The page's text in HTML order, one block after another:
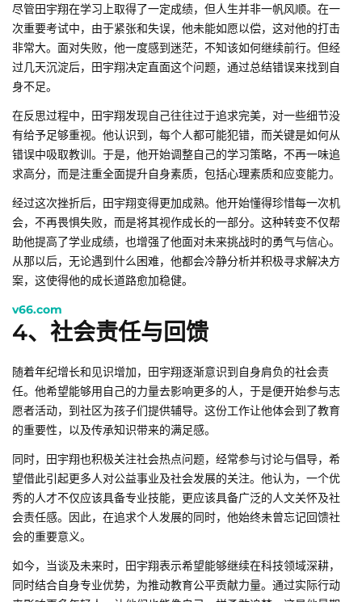
尽管田宇翔在学习上取得了一定成绩，但人生并非一帆风顺。在一
次重要考试中，由于紧张和失误，他未能如愿以偿，这对他的打击
非常大。面对失败，他一度感到迷茫，不知该如何继续前行。但经
过几天沉淀后，田宇翔决定直面这个问题，通过总结错误来找到自
身不足。
在反思过程中，田宇翔发现自己往往过于追求完美，对一些细节没
有给予足够重视。他认识到，每个人都可能犯错，而关键是如何从
错误中吸取教训。于是，他开始调整自己的学习策略，不再一味追
求高分，而是注重全面提升自身素质，包括心理素质和应变能力。
经过这次挫折后，田宇翔变得更加成熟。他开始懂得珍惜每一次机
会，不再畏惧失败，而是将其视作成长的一部分。这种转变不仅帮
助他提高了学业成绩，也增强了他面对未来挑战时的勇气与信心。
从那以后，无论遇到什么困难，他都会冷静分析并积极寻求解决方
案，这使得他的成长道路愈加稳健。
v66.com
4、社会责任与回馈
随着年纪增长和见识增加，田宇翔逐渐意识到自身肩负的社会责
任。他希望能够用自己的力量去影响更多的人，于是便开始参与志
愿者活动，到社区为孩子们提供辅导。这份工作让他体会到了教育
的重要性，以及传承知识带来的满足感。
同时，田宇翔也积极关注社会热点问题，经常参与讨论与倡导，希
望借此引起更多人对公益事业及社会发展的关注。他认为，一个优
秀的人才不仅应该具备专业技能，更应该具备广泛的人文关怀及社
会责任感。因此，在追求个人发展的同时，他始终未曾忘记回馈社
会的重要意义。
如今，当谈及未来时，田宇翔表示希望能够继续在科技领域深耕，
同时结合自身专业优势，为推动教育公平贡献力量。通过实际行动